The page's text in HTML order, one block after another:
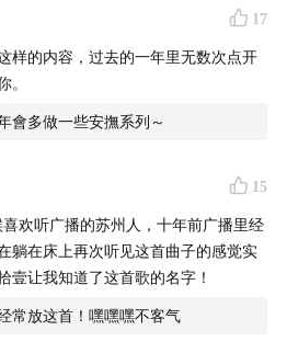
睡眠衣介绍
之歌
I Talk To The Wind(Alternate
Colored Mobile II, Op. 58a：
マンス 诞生日のロマンス
17
样的内容，过去的一年里无数次点开
。
會多做一些安撫系列～
15
欢听广播的苏州人，十年前广播里经
躺在床上再次听见这首曲子的感觉实
壹让我知道了这首歌的名字！
常放这首！嘿嘿嘿不客气